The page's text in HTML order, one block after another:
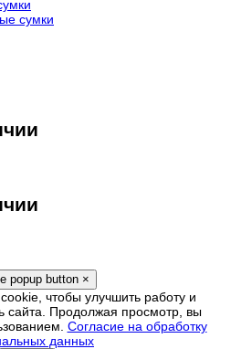
сумки
×
чтобы улучшить работу и
сайта. Продолжая просмотр, вы
Согласие на обработку
данных